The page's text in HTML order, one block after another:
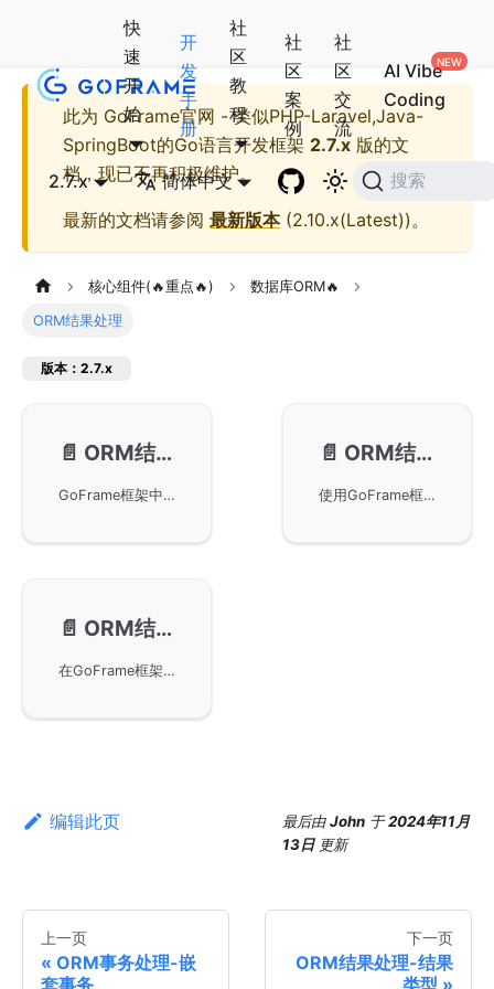
快
速
开
始
开
发
手
册
社
区
教
程
社
区
案
例
社
区
交
流
AI Vibe
Coding
2.7.x 简体中文 搜索
此为 GoFrame官网 - 类似PHP-Laravel,Java-
SpringBoot的Go语言开发框架 2.7.x 版的文
档，现已不再积极维护。
最新的文档请参阅 最新版本(2.10.x(Latest))。
核心组件(🔥重点🔥) 数据库ORM🔥
ORM结果处理
版本：2.7.x
📄️ ORM结果处理-结果类型
GoFrame框架中ORM结果处理的几种结果类型，包括Value、Record和Result的数据结构定义。通过示例详细讲解了如何将数据表记录转换为struct对象，以及Result/Record类型在特定字段检索场景下的应用。
📄️ ORM结果处理-为空判断
使用GoFrame框架进行ORM结果处理中的为空判断。包括处理数据集合、多条数据记录、数据字段值，以及Struct对象和Struct数组的结果处理方法。通过使用IsEmpty和IsNil等方法，可以轻松地判断查询结果是否为空。
📄️ ORM结果处理-空数组结构返回
在GoFrame框架中处理ORM查询结果，当未查询到数据时，通过初始化空数组避免返回null值，从而增强与前端的友好交互。这种改进可以在数据需要展示于网页时，确保返回格式的预测性与稳定性。
编辑此页 最后由John 于2024年11月
13日 更新
上一页
ORM事务处理-嵌
下一页
ORM结果处理-结果